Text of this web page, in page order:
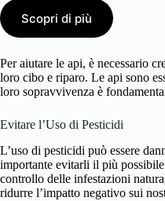
Scopri di più
Per aiutare le api, è necessario
loro cibo e riparo. Le api sono
loro sopravvivenza è
Evitare l’Uso di Pesticidi
L’uso di pesticidi può essere
importante evitarli il più
controllo delle infestazioni
ridurre l’impatto negativo sui